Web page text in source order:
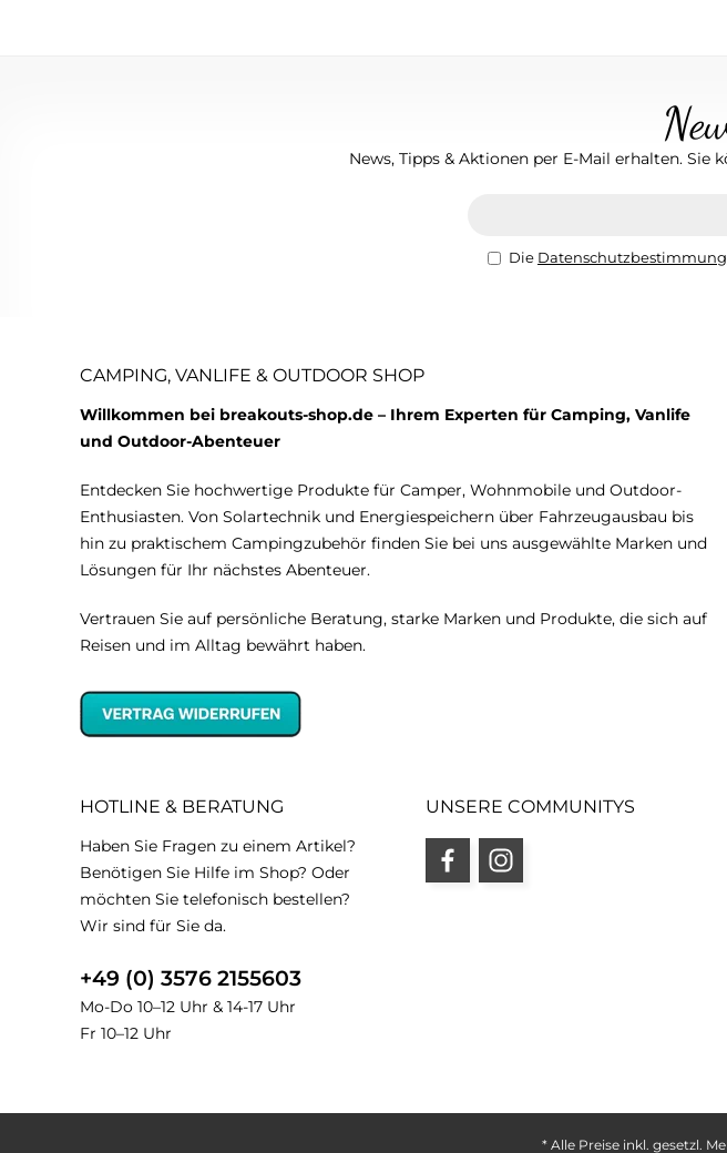
News, Tipps & Aktionen per E-Mail erhalten.
Die
CAMPING, VANLIFE & OUTDOOR SHOP
Willkommen bei breakouts-shop.de – Ihrem Experten für Camping, Vanlife
und Outdoor-Abenteuer
Entdecken Sie hochwertige Produkte für Camper, Wohnmobile und Outdoor-
Enthusiasten. Von Solartechnik und Energiespeichern über Fahrzeugausbau bis
hin zu praktischem Campingzubehör finden Sie bei uns ausgewählte Marken und
Lösungen für Ihr nächstes Abenteuer.
Vertrauen Sie auf persönliche Beratung, starke Marken und Produkte, die sich auf
Reisen und im Alltag bewährt haben.
HOTLINE & BERATUNG
Haben Sie Fragen zu einem Artikel?
Benötigen Sie Hilfe im Shop? Oder
möchten Sie telefonisch bestellen?
Wir sind für Sie da.
+49 (0) 3576 2155603
Mo-Do 10–12 Uhr & 14-17 Uhr
Fr 10–12 Uhr
UNSERE COMMUNITYS
* Alle Preise inkl. gesetzl.